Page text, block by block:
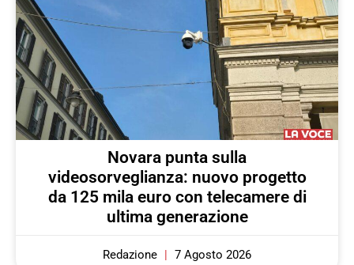
Novara punta sulla
videosorveglianza: nuovo progetto
da 125 mila euro con telecamere di
ultima generazione
Redazione 7 Agosto 2026